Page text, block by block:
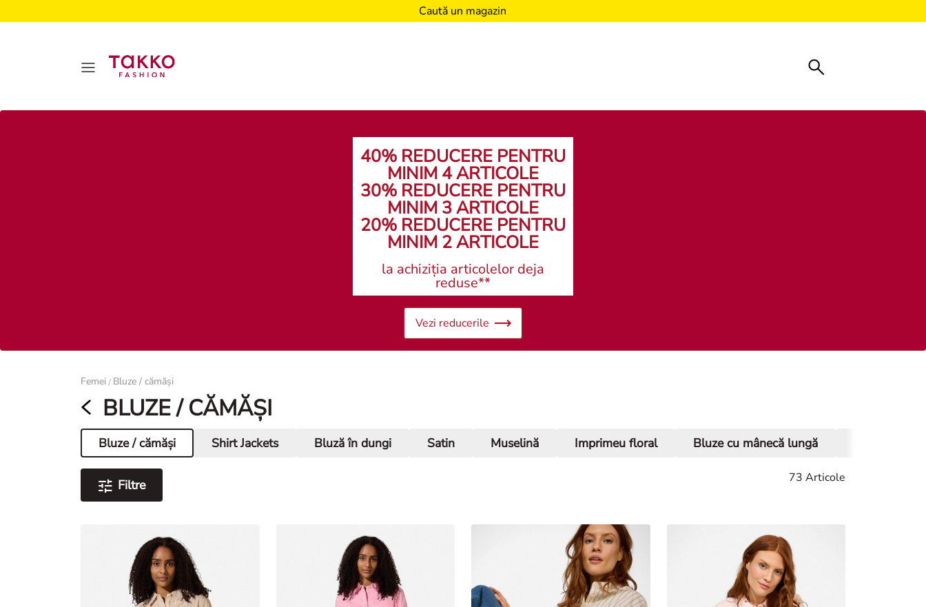
Caută un magazin
40% REDUCERE PENTRU
MINIM 4 ARTICOLE
30% REDUCERE PENTRU
MINIM 3 ARTICOLE
20% REDUCERE PENTRU
MINIM 2 ARTICOLE
la achiziția articolelor deja
reduse**
Vezi reducerile
Femei / Bluze / cămăși
BLUZE / CĂMĂȘI
Bluze / cămăși
Pagina curentă Shirt Jackets Bluză în dungi Satin Muselină Imprimeu floral Bluze cu mânecă lungă
Filtre 73 Articole